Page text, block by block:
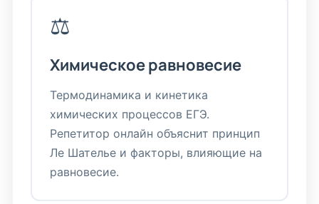
⚖️
Химическое равновесие
Термодинамика и кинетика
химических процессов ЕГЭ.
Репетитор онлайн объяснит принцип
Ле Шателье и факторы, влияющие на
равновесие.